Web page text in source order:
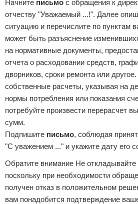
Начните письмо с обращения к
отчеству "Уважаемый ...!". Далее
ситуацию и перечислите по пунктам
может быть разъяснение
на нормативные документы,
отчета о расходовании средств,
дворников, сроки ремонта или
собственные расчеты, указывая на
нормы потребления или показания
потребуйте произвести перерасчет
сумм.
Подпишите письмо, соблюдая
"С уважением ..." и укажите дату его
Обратите внимание Не откладывайте
поскольку при необходимости
получен отказ в положительном
вам понадобится подтверждение